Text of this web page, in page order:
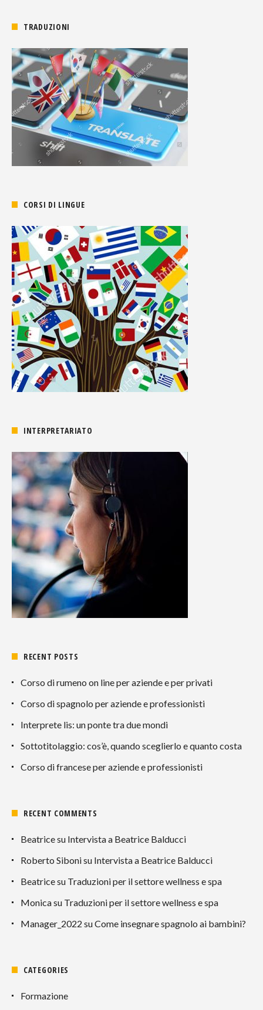
TRADUZIONI
CORSI DI LINGUE
INTERPRETARIATO
RECENT POSTS
Corso di rumeno on line per aziende e per privati
Corso di spagnolo per aziende e professionisti
Interprete lis: un ponte tra due mondi
Sottotitolaggio: cos’è, quando sceglierlo e quanto costa
Corso di francese per aziende e professionisti
RECENT COMMENTS
Beatricesu Intervista a Beatrice Balducci
Roberto Sibonisu Intervista a Beatrice Balducci
Beatricesu Traduzioni per il settore wellness e spa
Monicasu Traduzioni per il settore wellness e spa
Manager_2022 suCome insegnare spagnolo ai bambini?
CATEGORIES
Formazione